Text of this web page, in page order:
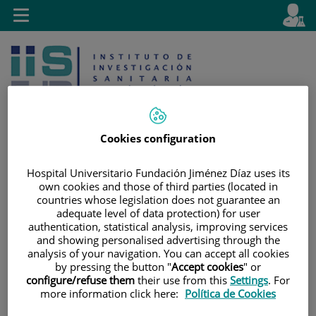
Jump to content
Language
Active
en
Search
Toggle
navigation
Cookies configuration
Hospital Universitario Fundación Jiménez Díaz uses its
own cookies and those of third parties (located in
countries whose legislation does not guarantee an
adequate level of data protection) for user
authentication, statistical analysis, improving services
and showing personalised advertising through the
analysis of your navigation. You can accept all cookies
by pressing the button "Accept cookies" or
configure/refuse them their use from this Settings. For
more information click here: Política de Cookies